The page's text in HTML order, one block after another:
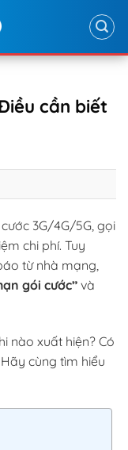
cần biết
3G/4G/5G, gọi
chi phí. Tuy
từ nhà mạng,
gói cước” và
nào xuất hiện? Có
cùng tìm hiểu